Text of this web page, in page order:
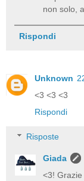
non solo,
Rispondi
Unknown
<3 <3 <3
Rispondi
Risposte
Giada
<3! Grazie